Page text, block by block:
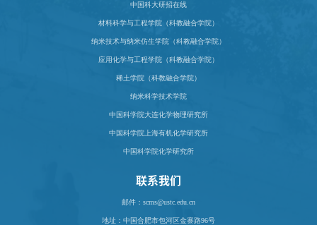
中国科大研招在线
材料科学与工程学院（科教融合学院）
纳米技术与纳米仿生学院（科教融合学院）
应用化学与工程学院（科教融合学院）
稀土学院（科教融合学院）
纳米科学技术学院
中国科学院大连化学物理研究所
中国科学院上海有机化学研究所
中国科学院化学研究所
联系我们
邮件：scms@ustc.edu.cn
地址： 中国合肥市包河区金寨路96号